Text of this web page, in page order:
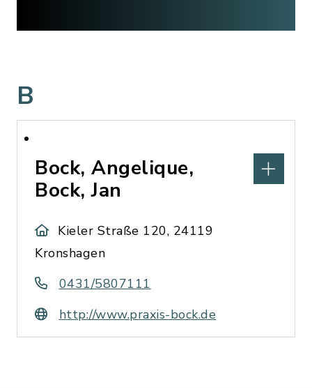
B
Bock, Angelique,
Bock, Jan
Kieler Straße 120, 24119
Kronshagen
0431/5807111
http://www.praxis-bock.de